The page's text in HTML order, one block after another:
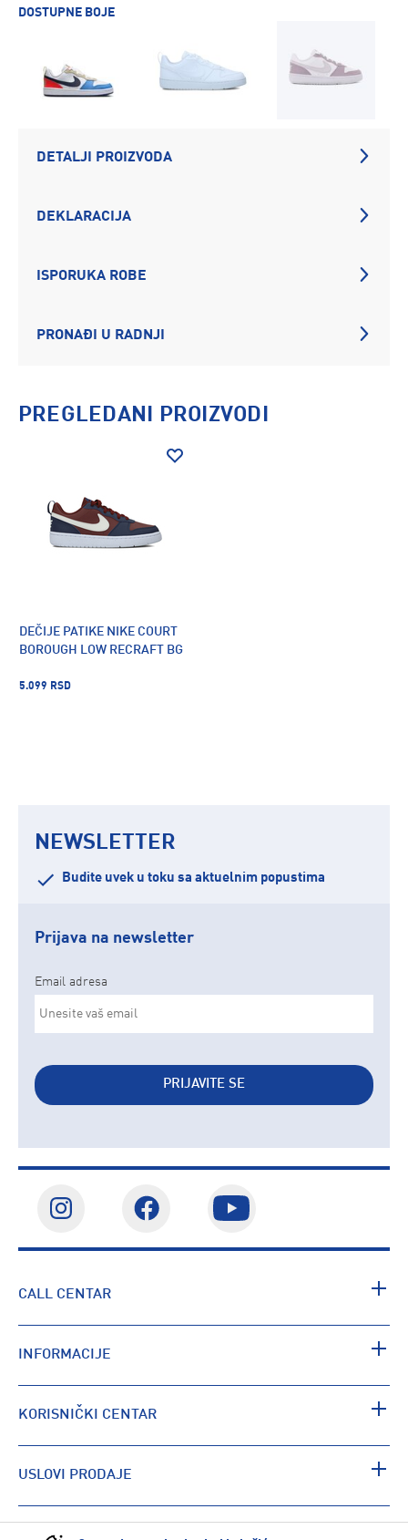
DOSTUPNE BOJE
DETALJI PROIZVODA
DEKLARACIJA
ISPORUKA ROBE
PRONAĐI U RADNJI
PREGLEDANI PROIZVODI
DEČIJE PATIKE NIKE COURT
BOROUGH LOW RECRAFT BG
5.099 RSD
NEWSLETTER
Budite uvek u toku sa aktuelnim popustima
Prijava na newsletter
Email adresa
PRIJAVITE SE
CALL CENTAR
INFORMACIJE
KORISNIČKI CENTAR
USLOVI PRODAJE
PRONAĐI RADNJU